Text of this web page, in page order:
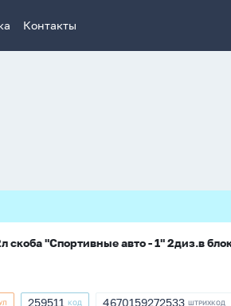
Контакты
скоба "Спортивные авто - 1" 2диз.в
259511 КОД 4670159272533 ШТРИХКОД